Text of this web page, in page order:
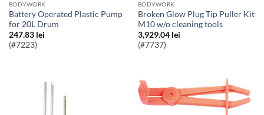
BODYWORK
Battery Operated Plastic Pump
for 20L Drum
247.83 lei
(#7223)
BODYWORK
Broken Glow Plug Tip Puller Kit
M10 w/o cleaning tools
3,929.04 lei
(#7737)